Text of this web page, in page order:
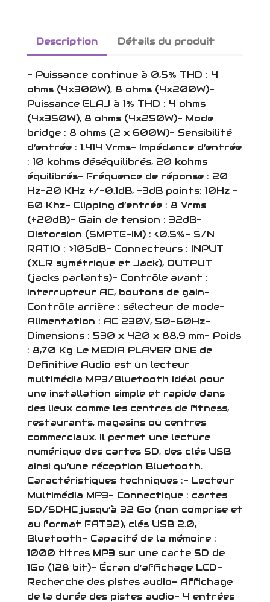
Description Détails du produit
- Puissance continue à 0,5% THD : 4
ohms (4x300W), 8 ohms (4x200W)-
Puissance ELAJ à 1% THD : 4 ohms
(4x350W), 8 ohms (4x250W)- Mode
bridge : 8 ohms (2 x 600W)- Sensibilité
d’entrée : 1.414 Vrms- Impédance d’entrée
: 10 kohms déséquilibrés, 20 kohms
équilibrés- Fréquence de réponse : 20
Hz-20 KHz +/-0.1dB, -3dB points: 10Hz -
60 Khz- Clipping d’entrée : 8 Vrms
(+20dB)- Gain de tension : 32dB-
Distorsion (SMPTE-IM) : <0.5%- S/N
RATIO : >105dB- Connecteurs : INPUT
(XLR symétrique et Jack), OUTPUT
(jacks parlants)- Contrôle avant :
interrupteur AC, boutons de gain-
Contrôle arrière : sélecteur de mode-
Alimentation : AC 230V, 50-60Hz-
Dimensions : 530 x 420 x 88,9 mm- Poids
: 8,70 Kg Le MEDIA PLAYER ONE de
Definitive Audio est un lecteur
multimédia MP3/Bluetooth idéal pour
une installation simple et rapide dans
des lieux comme les centres de fitness,
restaurants, magasins ou centres
commerciaux. Il permet une lecture
numérique des cartes SD, des clés USB
ainsi qu’une réception Bluetooth.
Caractéristiques techniques :- Lecteur
Multimédia MP3- Connectique : cartes
SD/SDHC jusqu’à 32 Go (non comprise et
au format FAT32), clés USB 2.0,
Bluetooth- Capacité de la mémoire :
1000 titres MP3 sur une carte SD de
1Go (128 bit)- Écran d’affichage LCD-
Recherche des pistes audio- Affichage
de la durée des pistes audio- 4 entrées